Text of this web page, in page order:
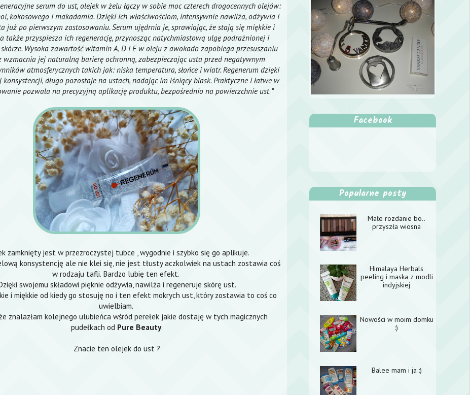
serum do ust, olejek w żelu łączy w sobie moc czterech drogocennych olejów:
kokosowego i makadamia. Dzięki ich właściwościom, intensywnie nawilża, odżywia i
już po pierwszym zastosowaniu. Serum ujędrnia je, sprawiając, że stają się miękkie i
także przyspiesza ich regenerację, przynosząc natychmiastową ulgę podrażnionej i
Wysoka zawartość witamin A, D i E w oleju z awokado zapobiega przesuszaniu
wzmacnia jej naturalną barierę ochronną, zabezpieczając usta przed negatywnym
atmosferycznych takich jak: niska temperatura, słońce i wiatr. Regenerum dzięki
konsystencji, długo pozostaje na ustach, nadając im lśniący blask. Praktyczne i łatwe w
pozwala na precyzyjną aplikację produktu, bezpośrednio na powierzchnie ust. "
zamknięty jest w przezroczystej tubce , wygodnie i szybko się go aplikuje.
konsystencję ale nie klei się, nie jest tłusty aczkolwiek na ustach zostawia coś
w rodzaju tafli. Bardzo lubię ten efekt.
swojemu składowi pięknie odżywia, nawilża i regeneruje skórę ust.
i miękkie od kiedy go stosuję no i ten efekt mokrych ust, który zostawia to coś co
uwielbiam.
znalazłam kolejnego ulubieńca wśród perełek jakie dostaję w tych magicznych
pudełkach od Pure Beauty.
Znacie ten olejek do ust ?
Facebook
Popularne posty
Małe rozdanie bo..
przyszła wiosna
Himalaya Herbals
peeling i maska z modli
indyjskiej
Nowości w moim domku
:)
Balee mam i ja :)